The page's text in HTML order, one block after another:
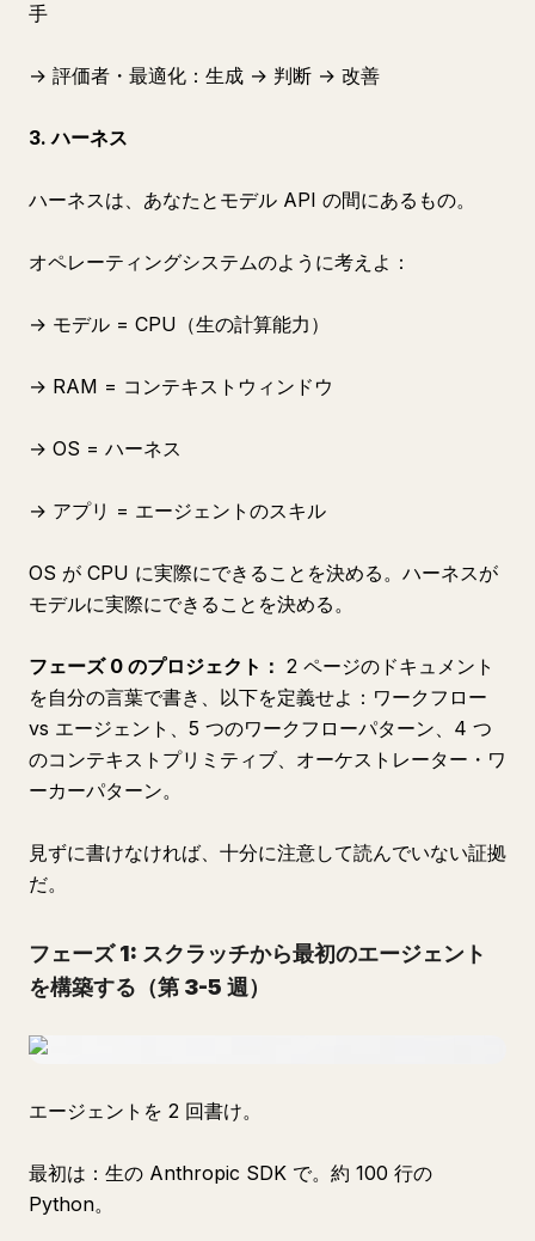
手
→ 評価者・最適化：生成 → 判断 → 改善
3. ハーネス
ハーネスは、あなたとモデル API の間にあるもの。
オペレーティングシステムのように考えよ：
→ モデル = CPU（生の計算能力）
→ RAM = コンテキストウィンドウ
→ OS = ハーネス
→ アプリ = エージェントのスキル
OS が CPU に実際にできることを決める。ハーネスが
モデルに実際にできることを決める。
フェーズ 0 のプロジェクト： 2 ページのドキュメント
を自分の言葉で書き、以下を定義せよ：ワークフロー
vs エージェント、5 つのワークフローパターン、4 つ
のコンテキストプリミティブ、オーケストレーター・ワ
ーカーパターン。
見ずに書けなければ、十分に注意して読んでいない証拠
だ。
フェーズ 1: スクラッチから最初のエージェント
を構築する（第 3-5 週）
エージェントを 2 回書け。
最初は：生の Anthropic SDK で。約 100 行の
Python。